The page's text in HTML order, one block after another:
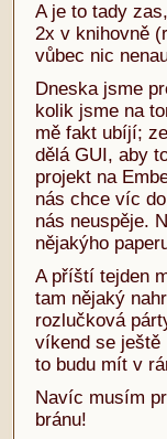
A je to tady
2x v knihovně
vůbec nic
Dneska jsme
kolik jsme na
mě fakt ubíjí;
dělá GUI, aby
projekt na
nás chce víc
nás neuspěje.
nějakýho
A příští tejden
tam nějaký
rozlučková
víkend se
to budu mít v
Navíc musím
bránu!